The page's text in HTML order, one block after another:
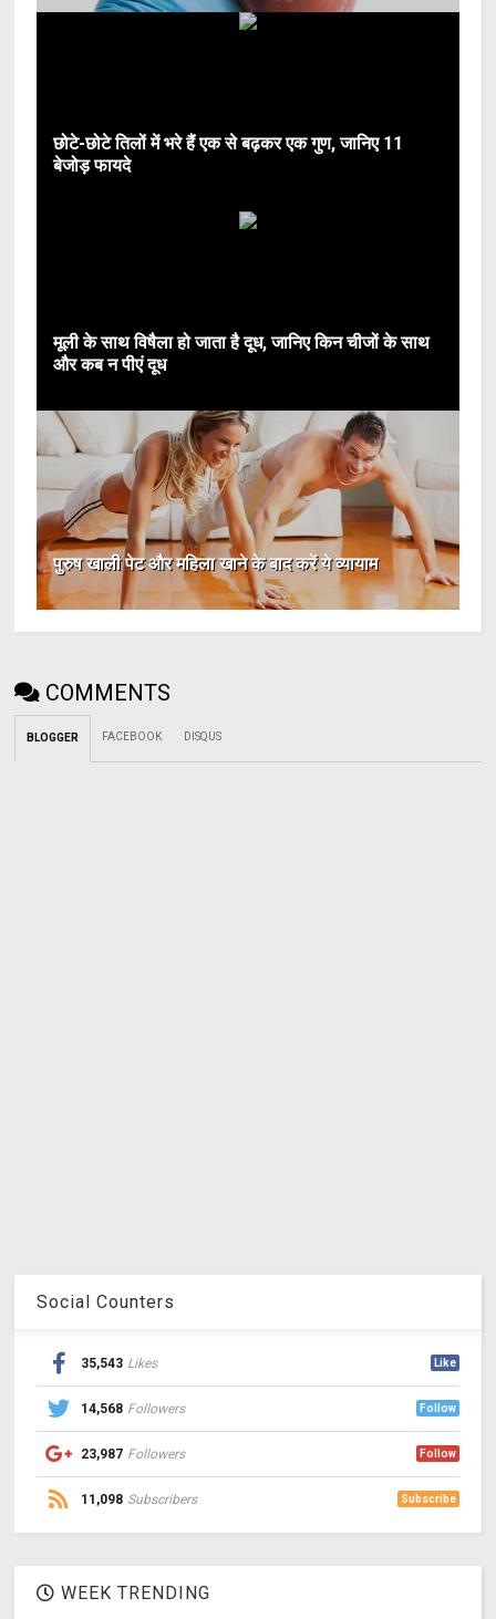
छोटे-छोटे तिलों में भरे हैं एक से बढ़कर एक गुण, जानिए 11
बेजोड़ फायदे
मूली के साथ विषैला हो जाता है दूध, जानिए किन चीजों के साथ
और कब न पीएं दूध
पुरुष खाली पेट और महिला खाने के बाद करें ये व्यायाम
COMMENTS
BLOGGER FACEBOOK DISQUS
Social Counters
35,543 Likes Like
14,568 Followers Follow
23,987 Followers Follow
11,098 Subscribers Subscribe
WEEK TRENDING